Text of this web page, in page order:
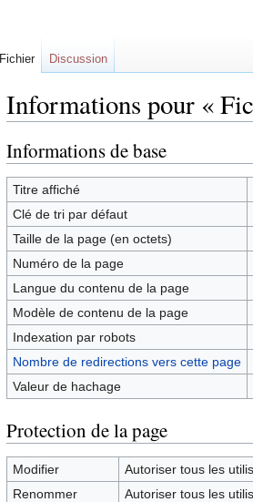
Informations pour «
Informations de base
Titre affiché
Clé de tri par défaut
Taille de la page (en octets)
Numéro de la page
Langue du contenu de la page
Modèle de contenu de la page
Indexation par robots
Nombre de redirections vers cette page
Valeur de hachage
Protection de la page
Modifier
Autoriser tous les
Renommer
Autoriser tous les
Fichier Discussion